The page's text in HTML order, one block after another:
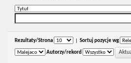
Rezultaty/Strona Sortuj pozycje wg
Autorzy/rekord